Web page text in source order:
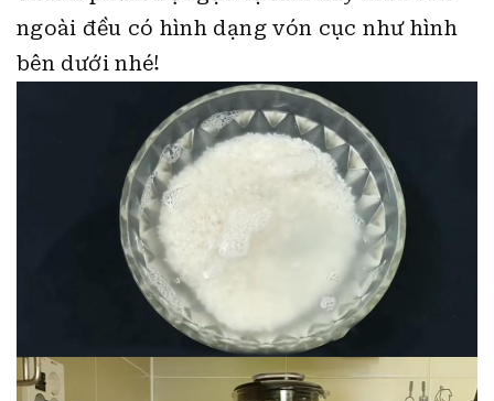
bên dưới nhé!